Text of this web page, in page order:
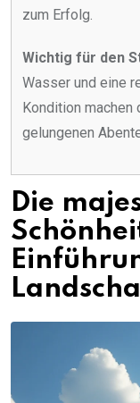
zum Erfolg.
Wichtig für den
Wasser und eine
Kondition machen
gelungenen
Die